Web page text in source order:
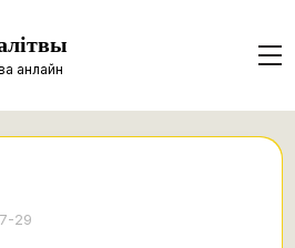
анлайн
29